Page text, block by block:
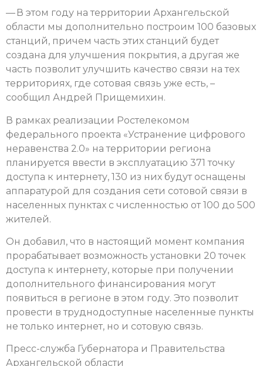
— В этом году на территории Архангельской
области мы дополнительно построим 100 базовых
станций, причем часть этих станций будет
создана для улучшения покрытия, а другая же
часть позволит улучшить качество связи на тех
территориях, где сотовая связь уже есть, –
сообщил Андрей Прищемихин.
В рамках реализации Ростелекомом
федерального проекта «Устранение цифрового
неравенства 2.0» на территории региона
планируется ввести в эксплуатацию 371 точку
доступа к интернету, 130 из них будут оснащены
аппаратурой для создания сети сотовой связи в
населенных пунктах с численностью от 100 до 500
жителей.
Он добавил, что в настоящий момент компания
прорабатывает возможность установки 20 точек
доступа к интернету, которые при получении
дополнительного финансирования могут
появиться в регионе в этом году. Это позволит
провести в труднодоступные населенные пункты
не только интернет, но и сотовую связь.
Пресс-служба Губернатора и Правительства
Архангельской области